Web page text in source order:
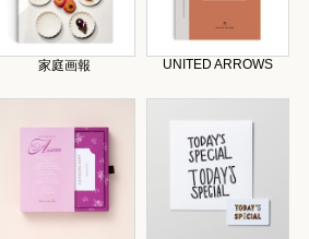
家庭画報 UNITED ARROWS